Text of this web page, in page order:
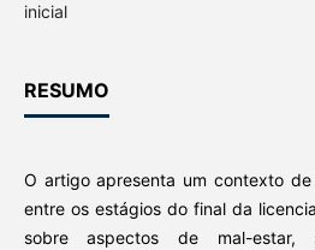
inicial
RESUMO
O artigo apresenta um contexto
entre os estágios do final da
sobre aspectos de mal-estar,